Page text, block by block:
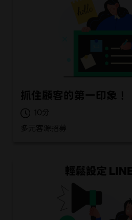
抓住顧客的第一印象！
10
多元客源招募